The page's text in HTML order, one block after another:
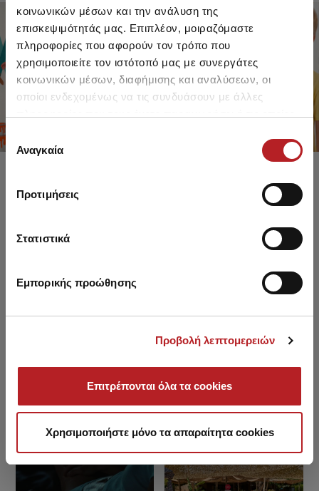
κοινωνικών μέσων και την ανάλυση της
επισκεψιμότητάς μας. Επιπλέον, μοιραζόμαστε
πληροφορίες που αφορούν τον τρόπο που
χρησιμοποιείτε τον ιστότοπό μας με συνεργάτες
κοινωνικών μέσων, διαφήμισης και αναλύσεων, οι
οποίοι ενδεχομένως να τις συνδυάσουν με άλλες
των υπηρεσιών τους.
Επιλογή
συγκατάθεσης
Αναγκαία
Προτιμήσεις
Στατιστικά
Εμπορικής προώθησης
Προβολή λεπτομερειών
Επιτρέπονται όλα τα cookies
Χρησιμοποιήστε μόνο τα απαραίτητα cookies
FOR GIRLS
UP TO -30%
SHOP SALE
FOR BOYS
UP TO -30%
SHOP SALE
Minerva Blog